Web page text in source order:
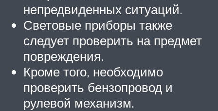
непредвиденных ситуаций.
Световые приборы также
следует проверить на предмет
повреждения.
Кроме того, необходимо
проверить бензопровод и
рулевой механизм.